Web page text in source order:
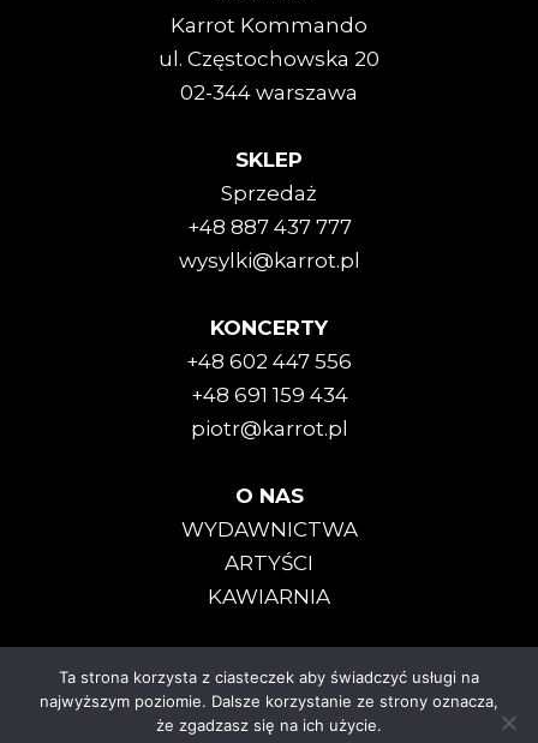
Karrot Kommando
ul. Częstochowska 20
02-344 warszawa
SKLEP
Sprzedaż
+48 887 437 777
wysylki@karrot.pl
KONCERTY
+48 602 447 556
+48 691 159 434
piotr@karrot.pl
O NAS
WYDAWNICTWA
ARTYŚCI
KAWIARNIA
Karrot Kommando © 2025
Ta strona korzysta z ciasteczek aby świadczyć usługi na
najwyższym poziomie. Dalsze korzystanie ze strony oznacza,
że zgadzasz się na ich użycie.